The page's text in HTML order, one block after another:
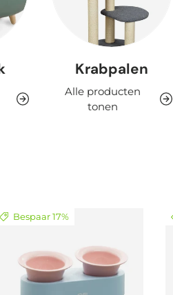
Krabpalen
Alle producten
tonen
Bespaar 17%